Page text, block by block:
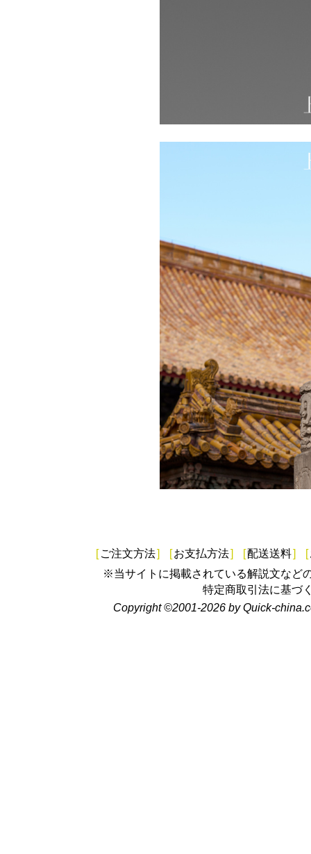
[ ご注文方法] [お支払方法] [配送送料] [
※当サイトに掲載されている解説文など
特定商取引法に基づ
Copyright ©2001-2026 by Quick-